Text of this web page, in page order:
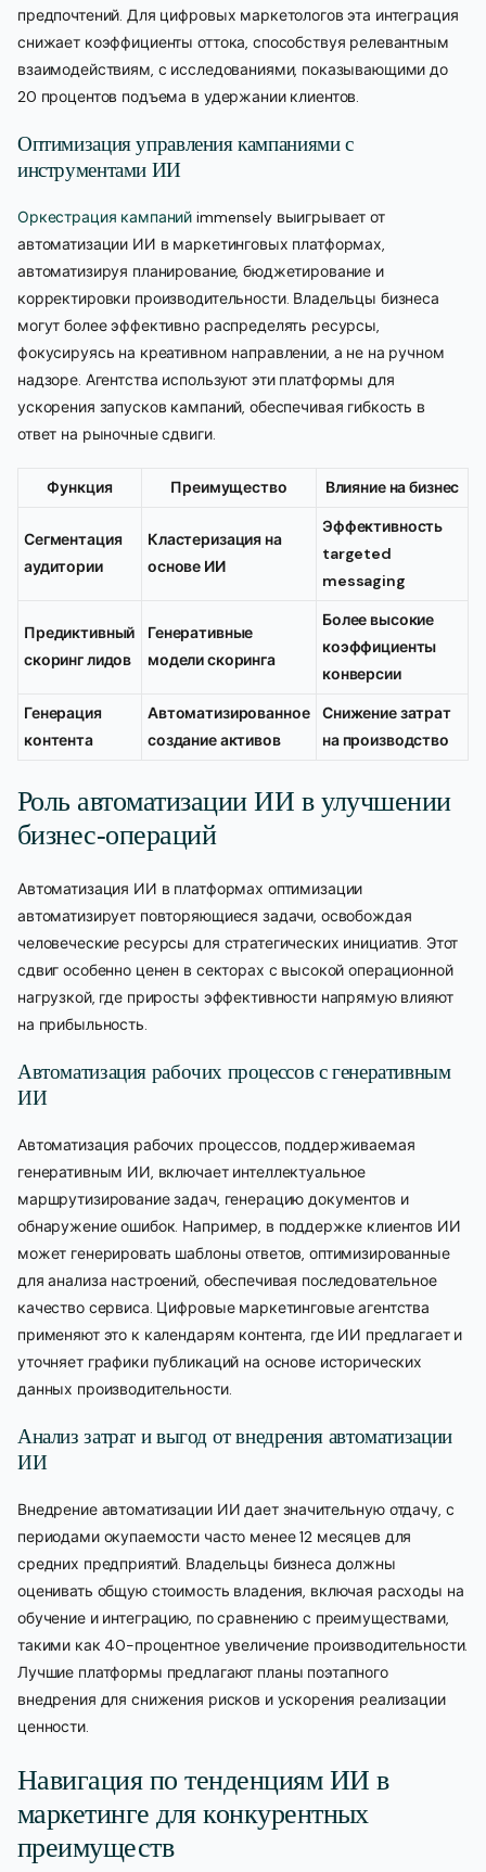
предпочтений. Для цифровых маркетологов эта интеграция
снижает коэффициенты оттока, способствуя релевантным
взаимодействиям, с исследованиями, показывающими до
20 процентов подъема в удержании клиентов.
Оптимизация управления кампаниями с
инструментами ИИ
Оркестрация кампаний immensely выигрывает от
автоматизации ИИ в маркетинговых платформах,
автоматизируя планирование, бюджетирование и
корректировки производительности. Владельцы бизнеса
могут более эффективно распределять ресурсы,
фокусируясь на креативном направлении, а не на ручном
надзоре. Агентства используют эти платформы для
ускорения запусков кампаний, обеспечивая гибкость в
ответ на рыночные сдвиги.
Функция Преимущество Влияние на бизнес
Сегментация
аудитории
Кластеризация на
основе ИИ
Эффективность
targeted
messaging
Предиктивный
скоринг лидов
Генеративные
модели скоринга
Более высокие
коэффициенты
конверсии
Генерация
контента
Автоматизированное
создание активов
Снижение затрат
на производство
Роль автоматизации ИИ в улучшении
бизнес-операций
Автоматизация ИИ в платформах оптимизации
автоматизирует повторяющиеся задачи, освобождая
человеческие ресурсы для стратегических инициатив. Этот
сдвиг особенно ценен в секторах с высокой операционной
нагрузкой, где приросты эффективности напрямую влияют
на прибыльность.
Автоматизация рабочих процессов с генеративным
ИИ
Автоматизация рабочих процессов, поддерживаемая
генеративным ИИ, включает интеллектуальное
маршрутизирование задач, генерацию документов и
обнаружение ошибок. Например, в поддержке клиентов ИИ
может генерировать шаблоны ответов, оптимизированные
для анализа настроений, обеспечивая последовательное
качество сервиса. Цифровые маркетинговые агентства
применяют это к календарям контента, где ИИ предлагает и
уточняет графики публикаций на основе исторических
данных производительности.
Анализ затрат и выгод от внедрения автоматизации
ИИ
Внедрение автоматизации ИИ дает значительную отдачу, с
периодами окупаемости часто менее 12 месяцев для
средних предприятий. Владельцы бизнеса должны
оценивать общую стоимость владения, включая расходы на
обучение и интеграцию, по сравнению с преимуществами,
такими как 40-процентное увеличение производительности.
Лучшие платформы предлагают планы поэтапного
внедрения для снижения рисков и ускорения реализации
ценности.
Навигация по тенденциям ИИ в
маркетинге для конкурентных
преимуществ